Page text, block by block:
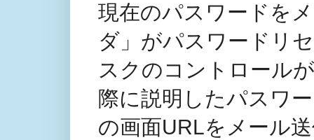
現在のパスワードを
ダ」がパスワードリ
スクのコントロール
際に説明したパスワ
の画面URLをメール